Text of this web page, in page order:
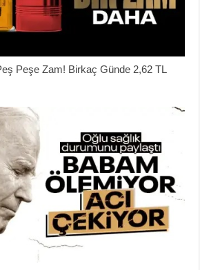
Peşe Zam! Birkaç Günde 2,62 TL